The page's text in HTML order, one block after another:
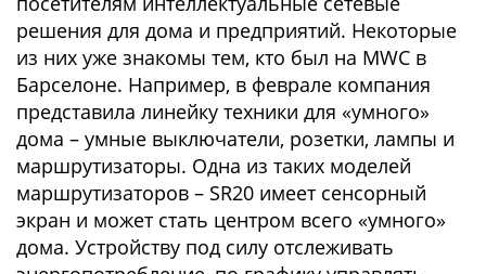
решения для дома и предприятий. Некоторые
из них уже знакомы тем, кто был на MWC в
Барселоне. Например, в феврале компания
представила линейку техники для «умного»
дома – умные выключатели, розетки, лампы и
маршрутизаторы. Одна из таких моделей
маршрутизаторов – SR20 имеет сенсорный
экран и может стать центром всего «умного»
дома. Устройству под силу отслеживать